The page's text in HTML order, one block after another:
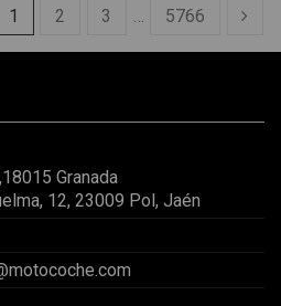
1 2 3 … 5766
Granada
12, 23009 Pol, Jaén